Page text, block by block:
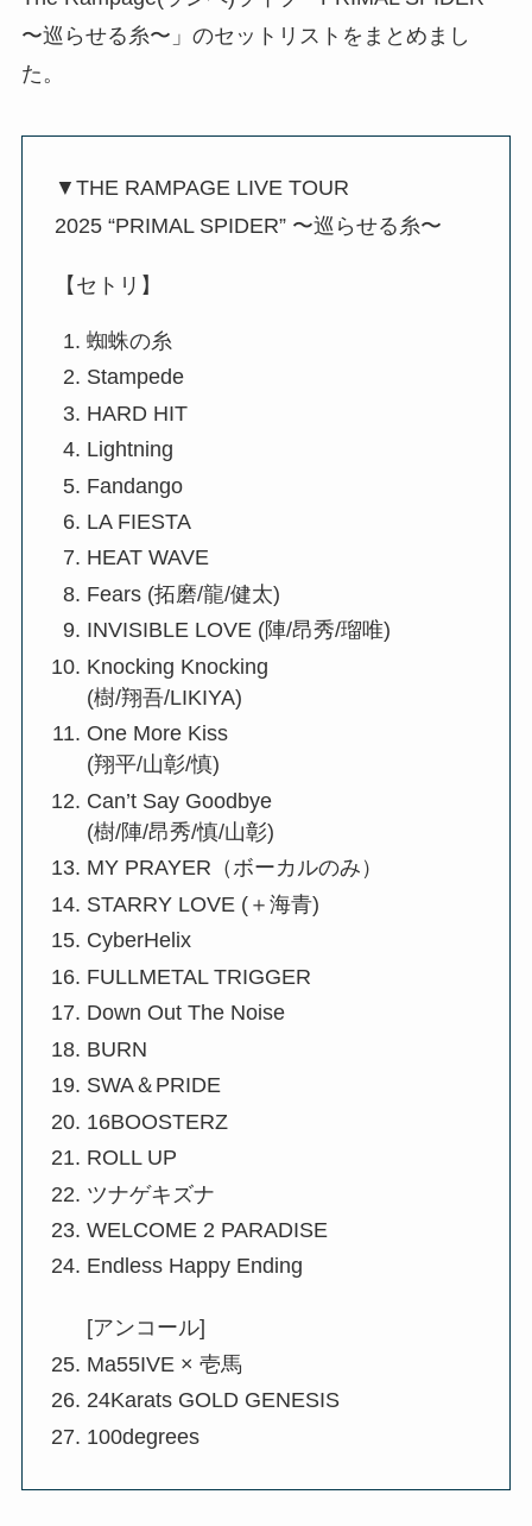
〜巡らせる糸〜」のセットリストをまとめまし
た。
▼THE RAMPAGE LIVE TOUR
2025 “PRIMAL SPIDER” 〜巡らせる糸〜
【セトリ】
蜘蛛の糸
Stampede
HARD HIT
Lightning
Fandango
LA FIESTA
HEAT WAVE
Fears (拓磨/龍/健太)
INVISIBLE LOVE (陣/昂秀/瑠唯)
Knocking Knocking
(樹/翔吾/LIKIYA)
One More Kiss
(翔平/山彰/慎)
Can’t Say Goodbye
(樹/陣/昂秀/慎/山彰)
MY PRAYER（ボーカルのみ）
STARRY LOVE (＋海青)
CyberHelix
FULLMETAL TRIGGER
Down Out The Noise
BURN
SWA＆PRIDE
16BOOSTERZ
ROLL UP
ツナゲキズナ
WELCOME 2 PARADISE
Endless Happy Ending
[アンコール]
Ma55IVE × 壱馬
24Karats GOLD GENESIS
100degrees